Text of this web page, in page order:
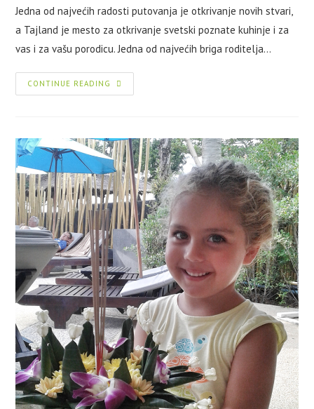
Jedna od najvećih radosti putovanja je otkrivanje novih stvari,
a Tajland je mesto za otkrivanje svetski poznate kuhinje i za
vas i za vašu porodicu. Jedna od najvećih briga roditelja…
CONTINUE READING